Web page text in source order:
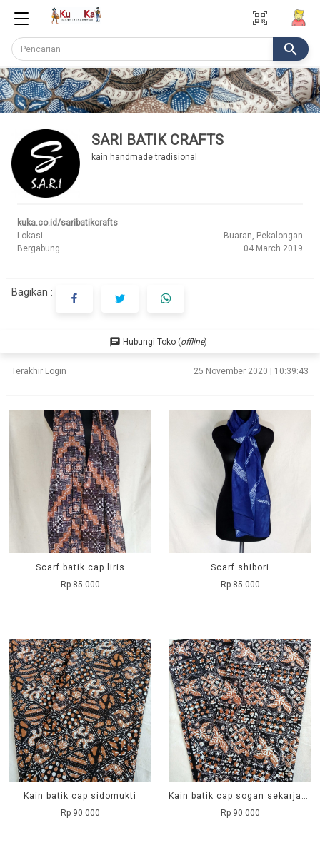
qr_code_scanner
search
SARI BATIK CRAFTS
kain handmade tradisional
kuka.co.id/saribatikcrafts
Lokasi
Buaran, Pekalongan
Bergabung
04 March 2019
Bagikan :
chat Hubungi Toko (offline)
Terakhir Login 25 November 2020 | 10:39:43
Scarf batik cap liris
Rp 85.000
Scarf shibori
Rp 85.000
Kain batik cap sidomukti
Rp 90.000
Kain batik cap sogan sekarjagad
Rp 90.000